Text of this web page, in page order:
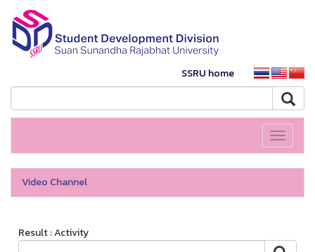
SSRU home
Toggle
Video Channel
Result : Activity